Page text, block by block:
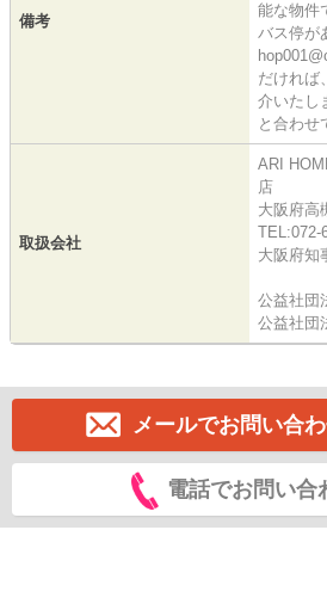
備考
能な物件
バス停が
だければ
介いたし
と合わせ
取扱会社
ARI
店
大阪府高
TEL:072-
大阪府知
公益社団
公益社団
メールでお問い合
電話でお問い合